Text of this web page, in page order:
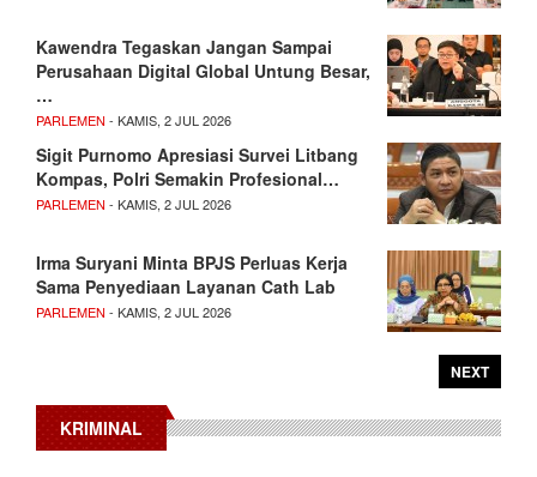
Kawendra Tegaskan Jangan Sampai
Perusahaan Digital Global Untung Besar,
…
PARLEMEN - KAMIS, 2 JUL 2026
Sigit Purnomo Apresiasi Survei Litbang
Kompas, Polri Semakin Profesional…
PARLEMEN - KAMIS, 2 JUL 2026
Irma Suryani Minta BPJS Perluas Kerja
Sama Penyediaan Layanan Cath Lab
PARLEMEN - KAMIS, 2 JUL 2026
NEXT
KRIMINAL